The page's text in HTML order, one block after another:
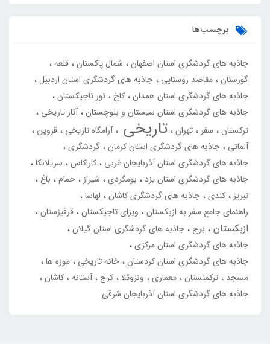
برچسب‌ها
جاذبه های گردشگری استان اصفهان شمال پاکستان قلعه
گورستان مقاصد روستایی
جاذبه های گردشگری استان اردبیل
جاذبه های گردشگری استان همدان کاخ تور تاجیکستان
جاذبه های گردشگری استان سیستان و بلوچستان آثار تاریخی
ترکستان
سفر تهران تاریخی آرامگاه تاریخی
قزوین
آلماتی
جاذبه های گردشگری استان کرمان گردشگری
جاذبه های گردشگری استان آذربایجان غربی
کاراکاس
سریلانکا
جاذبه های گردشگری استان یزد
بومگردی شیراز حمام
باغ
تبریز
کندی جاذبه های گردشگری کاشان
لهاسا
راهنمای جامع سفر به ازبکستان
ویزای تاجیکستان قرقیزستان
ازبکستان برج جاذبه های گردشگری استان گیلان
جاذبه های گردشگری استان مرکزی
جاذبه های گردشگری استان کردستان خانه تاریخی
موزه ها
مسجد
ترکمنستان معماری ونزوئلا کرج آستانه کاشان
جاذبه های گردشگری استان آذربایجان شرقی